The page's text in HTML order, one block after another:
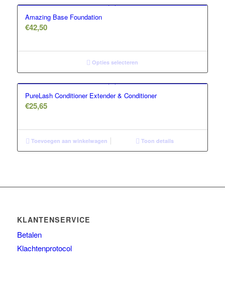
Amazing Base Foundation
€42,50
Opties selecteren
PureLash Conditioner Extender & Conditioner
€25,65
Toevoegen aan winkelwagen Toon details
KLANTENSERVICE
Betalen
Klachtenprotocol